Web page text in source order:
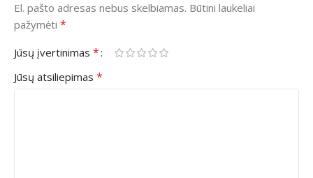
El. pašto adresas nebus skelbiamas. Būtini laukeliai
pažymėti *
Jūsų įvertinimas *
Jūsų atsiliepimas *